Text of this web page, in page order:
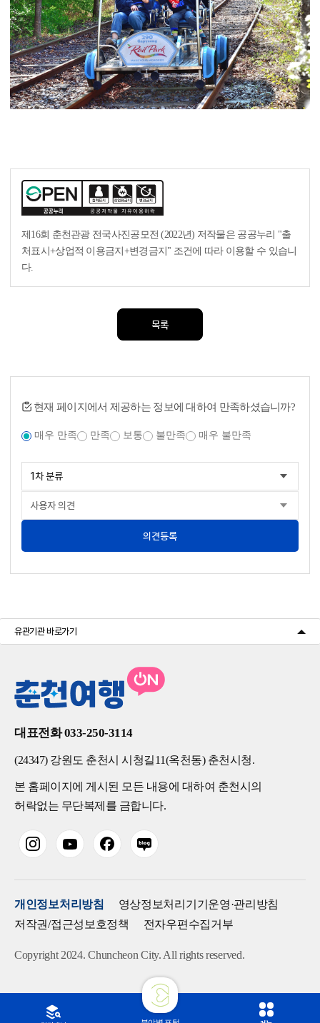
제16회 춘천관광 전국사진공모전 (2022년) 저작물은 공공누리 "출
처표시+상업적 이용금지+변경금지" 조건에 따라 이용할 수 있습니
다.
목록
현재 페이지에서 제공하는 정보에 대하여 만족하셨습니까?
매우 만족 만족 보통 불만족 매우 불만족
의견등록
유관기관 바로가기
대표전화 033-250-3114
(24347) 강원도 춘천시 시청길11(옥천동) 춘천시청.
본 홈페이지에 게시된 모든 내용에 대하여 춘천시의
허락없는 무단복제를 금합니다.
개인정보처리방침
영상정보처리기기운영·관리방침
저작권/접근성보호정책
전자우편수집거부
Copyright 2024. Chuncheon City. All rights reserved.